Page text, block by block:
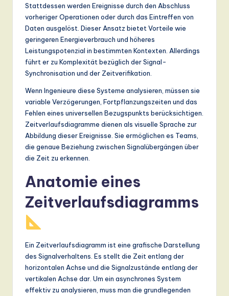
ft
w
d
D
it
In
o
Stattdessen werden Ereignisse durch den Abschluss
vorheriger Operationen oder durch das Eintreffen von
Daten ausgelöst. Dieser Ansatz bietet Vorteile wie
geringeren Energieverbrauch und höheres
Leistungspotenzial in bestimmten Kontexten. Allerdings
führt er zu Komplexität bezüglich der Signal-
Synchronisation und der Zeitverifikation.
Wenn Ingenieure diese Systeme analysieren, müssen sie
variable Verzögerungen, Fortpflanzungszeiten und das
Fehlen eines universellen Bezugspunkts berücksichtigen.
Zeitverlaufsdiagramme dienen als visuelle Sprache zur
Abbildung dieser Ereignisse. Sie ermöglichen es Teams,
die genaue Beziehung zwischen Signalübergängen über
die Zeit zu erkennen.
Anatomie eines
Zeitverlaufsdiagramms
Ein Zeitverlaufsdiagramm ist eine grafische Darstellung
des Signalverhaltens. Es stellt die Zeit entlang der
horizontalen Achse und die Signalzustände entlang der
vertikalen Achse dar. Um ein asynchrones System
effektiv zu analysieren, muss man die grundlegenden